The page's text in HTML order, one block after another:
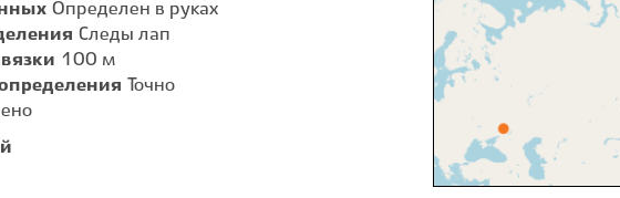
Определен в руках
Следы лап
100 м
Точно